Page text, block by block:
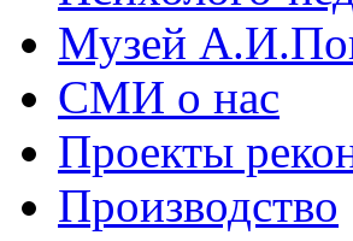
Музей
СМИ о нас
Проекты
Производство